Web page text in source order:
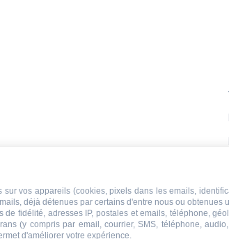
vos appareils (cookies, pixels dans les emails,
déjà détenues par certains d'entre nous ou obtenues
fidélité, adresses IP, postales et emails, téléphone,
(y compris par email, courrier, SMS, téléphone,
d'améliorer votre expérience.